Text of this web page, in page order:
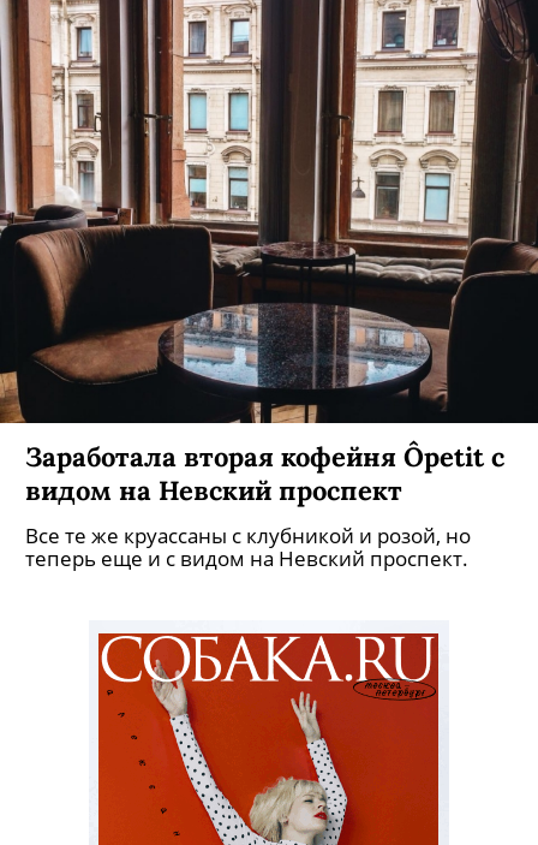
Заработала вторая кофейня Ôpetit с
видом на Невский проспект
Все те же круассаны с клубникой и розой, но
теперь еще и с видом на Невский проспект.